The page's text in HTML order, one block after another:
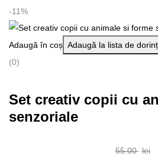
-11%
Adaugă în coș Adaugă la lista de
(0)
Set creativ copii cu
senzoriale
55.00 lei